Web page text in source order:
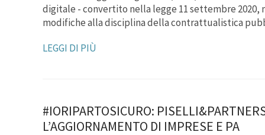
digitale - convertito nella legge 11 settembre 2020,
modifiche alla disciplina della contrattualistica
LEGGI DI PIÙ
#IORIPARTOSICURO:
L’AGGIORNAMENTO DI IMPRESE E PA